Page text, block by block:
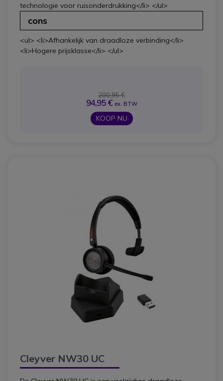
technologie voor ruisonderdrukking</li> </ul>
cons
<ul> <li>Afhankelijk van draadloze verbinding</li>
<li>Hogere prijsklasse</li> </ul>
200,95 €
94,95 € ex. BTW
KOOP NU
Cleyver NW30 UC